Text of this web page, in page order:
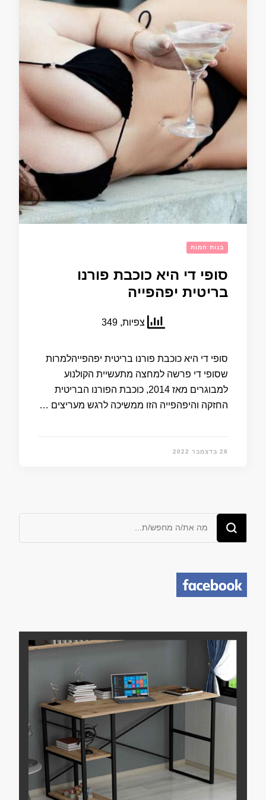
בנות חמות
סופי די היא כוכבת פורנו
בריטית יפהפייה
צפיות, 349
סופי די היא כוכבת פורנו בריטית יפהפייהלמרות
שסופי די פרשה למחצה מתעשיית הקולנוע
למבוגרים מאז 2014, כוכבת הפורנו הבריטית
החזקה והיפהפייה הזו ממשיכה לרגש מעריצים …
28 בדצמבר 2022
מחפש/ת
משהו?